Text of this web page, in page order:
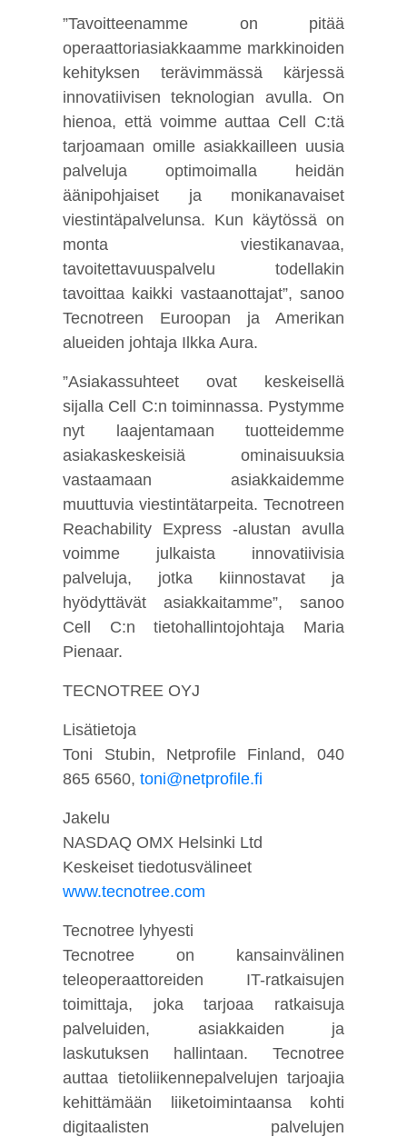
”Tavoitteenamme on pitää
operaattoriasiakkaamme markkinoiden
kehityksen terävimmässä kärjessä
innovatiivisen teknologian avulla. On
hienoa, että voimme auttaa Cell C:tä
tarjoamaan omille asiakkailleen uusia
palveluja optimoimalla heidän
äänipohjaiset ja monikanavaiset
viestintäpalvelunsa. Kun käytössä on
monta viestikanavaa,
tavoitettavuuspalvelu todellakin
tavoittaa kaikki vastaanottajat”, sanoo
Tecnotreen Euroopan ja Amerikan
alueiden johtaja Ilkka Aura.
”Asiakassuhteet ovat keskeisellä
sijalla Cell C:n toiminnassa. Pystymme
nyt laajentamaan tuotteidemme
asiakaskeskeisiä ominaisuuksia
vastaamaan asiakkaidemme
muuttuvia viestintätarpeita. Tecnotreen
Reachability Express -alustan avulla
voimme julkaista innovatiivisia
palveluja, jotka kiinnostavat ja
hyödyttävät asiakkaitamme”, sanoo
Cell C:n tietohallintojohtaja Maria
Pienaar.
TECNOTREE OYJ
Lisätietoja
Toni Stubin, Netprofile Finland, 040
865 6560,toni@netprofile.fi
Jakelu
NASDAQ OMX Helsinki Ltd
Keskeiset tiedotusvälineet
www.tecnotree.com
Tecnotree lyhyesti
Tecnotree on kansainvälinen
teleoperaattoreiden IT-ratkaisujen
toimittaja, joka tarjoaa ratkaisuja
palveluiden, asiakkaiden ja
laskutuksen hallintaan. Tecnotree
auttaa tietoliikennepalvelujen tarjoajia
kehittämään liiketoimintaansa kohti
digitaalisten palvelujen